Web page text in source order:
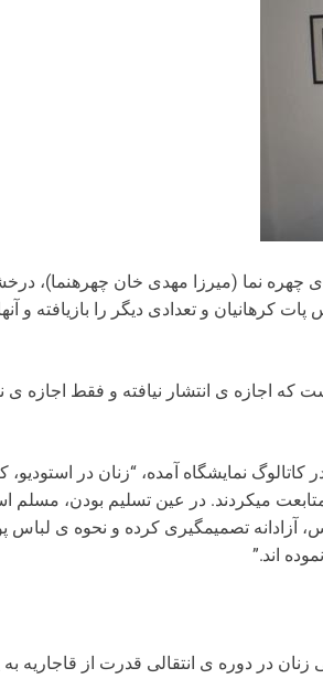
نما (میرزا مهدی خان چهره­نما)،
کرهانیان و تعدادی دیگر را بازیافته و
اجازه­ ی انتشار نیافته و فقط اجازه­ ی
کاتالوگ نمایشگاه آمده، “زنان در
می­کردند. در عین تسلیم بودن، مسلم
آزادانه تصمیم­گیری کرده و نحوه­ ی لباس
اند.”
در دوره­ ی انتقالی قدرت از قاجاریه به